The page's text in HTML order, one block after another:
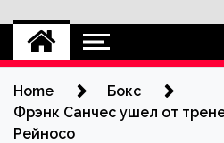
Home
Бокс
Фрэнк Санчес ушел от
Рейносо